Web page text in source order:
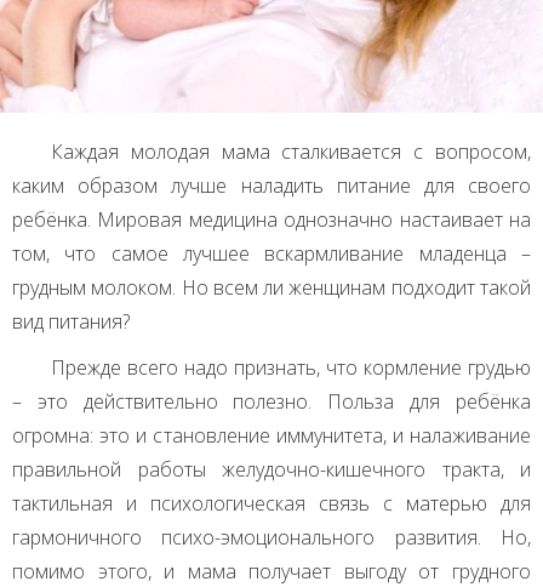
Каждая молодая мама сталкивается с вопросом,
каким образом лучше наладить питание для своего
ребёнка. Мировая медицина однозначно настаивает на
том, что самое лучшее вскармливание младенца –
грудным молоком. Но всем ли женщинам подходит такой
вид питания?
Прежде всего надо признать, что кормление грудью
– это действительно полезно. Польза для ребёнка
огромна: это и становление иммунитета, и налаживание
правильной работы желудочно-кишечного тракта, и
тактильная и психологическая связь с матерью для
гармоничного психо-эмоционального развития. Но,
помимо этого, и мама получает выгоду от грудного